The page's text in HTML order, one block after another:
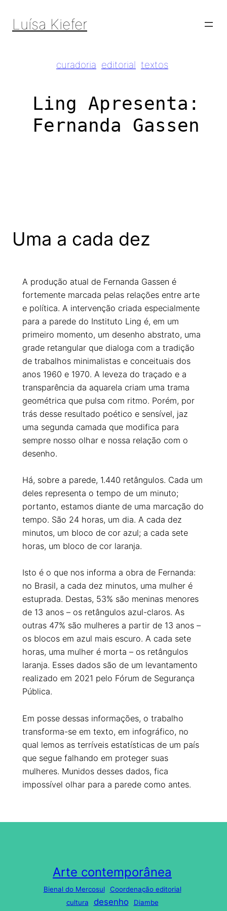
paraLuísa Kiefer
curadoria editorial textos
Ling Apresenta:
Fernanda Gassen
Uma a cada dez
A produção atual de Fernanda Gassen é
fortemente marcada pelas relações entre arte
e política. A intervenção criada especialmente
para a parede do Instituto Ling é, em um
primeiro momento, um desenho abstrato, uma
grade retangular que dialoga com a tradição
de trabalhos minimalistas e conceituais dos
anos 1960 e 1970. A leveza do traçado e a
transparência da aquarela criam uma trama
geométrica que pulsa com ritmo. Porém, por
trás desse resultado poético e sensível, jaz
uma segunda camada que modifica para
sempre nosso olhar e nossa relação com o
desenho.
Há, sobre a parede, 1.440 retângulos. Cada um
deles representa o tempo de um minuto;
portanto, estamos diante de uma marcação do
tempo. São 24 horas, um dia. A cada dez
minutos, um bloco de cor azul; a cada sete
horas, um bloco de cor laranja.
Isto é o que nos informa a obra de Fernanda:
no Brasil, a cada dez minutos, uma mulher é
estuprada. Destas, 53% são meninas menores
de 13 anos – os retângulos azul-claros. As
outras 47% são mulheres a partir de 13 anos –
os blocos em azul mais escuro. A cada sete
horas, uma mulher é morta – os retângulos
laranja. Esses dados são de um levantamento
realizado em 2021 pelo Fórum de Segurança
Pública.
Em posse dessas informações, o trabalho
transforma-se em texto, em infográfico, no
qual lemos as terríveis estatísticas de um país
que segue falhando em proteger suas
mulheres. Munidos desses dados, fica
impossível olhar para a parede como antes.
Arte contemporânea
Bienal do Mercosul
Coordenação editorial
cultura
desenho Diambe